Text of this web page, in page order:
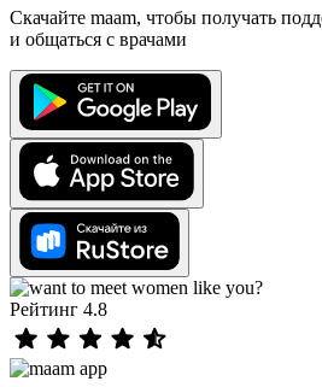
Скачайте maam, чтобы получать
и общаться с врачами
Рейтинг 4.8